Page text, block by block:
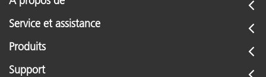
Service et assistance
Produits
Support